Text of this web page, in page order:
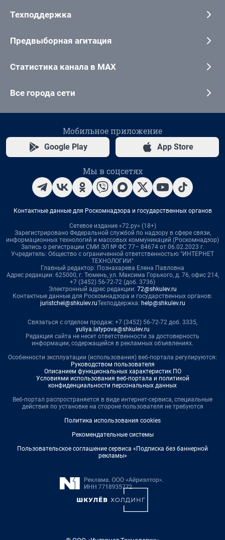
Техподдержка
Предвыборная агитация
Статистика канала в MAX
Все города сети
Мобильное приложение
Google Play App Store
Мы в соцсетях
Контактные данные для Роскомнадзора и государственных органов
Сетевое издание «72.ру» (18+)
Зарегистрировано Федеральной службой по надзору в сфере связи,
информационных технологий и массовых коммуникаций (Роскомнадзор)
Запись о регистрации СМИ ЭЛ № ФС 77– 84674 от 06.02.2023 г.
Учредитель: Общество с ограниченной ответственностью "ИНТЕРНЕТ
ТЕХНОЛОГИИ"
Главный редактор: Познахарева Елена Павловна
Адрес редакции: 625000, г. Тюмень, ул. Максима Горького, д. 76, офис 214,
+7 (3452) 56-72-72 (доб. 3736)
Электронный адрес редакции: 72@shkulev.ru
Контактные данные для Роскомнадзора и государственных органов:
juristchel@shkulev.ruТехподдержка: help@shkulev.ru
Связаться с отделом продаж: +7 (3452) 56-72-72 доб. 3335,
yuliya.latypova@shkulev.ru
Редакция сайта не несет ответственности за достоверность
информации, содержащейся в рекламных объявлениях.
Особенности эксплуатации (использования) веб-портала регулируются:
Руководством пользователя
Описанием функциональных характеристик ПО
Условиями использования веб-портала и политикой
конфиденциальности персональных данных
Веб-портал распространяется в виде интернет-сервиса, специальные
действия по установке на стороне пользователя не требуются
Политика использования cookies
Рекомендательные системы
Пользовательское соглашение сервиса «Подписка без баннерной
рекламы»